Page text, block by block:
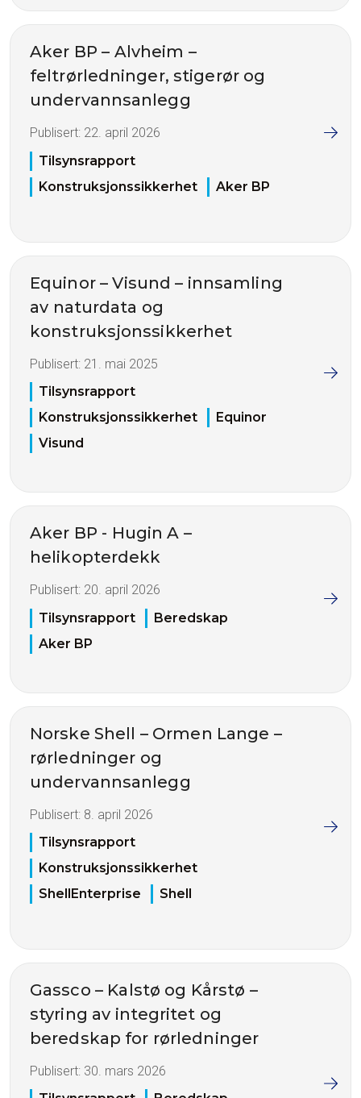
Aker BP – Alvheim –
feltrørledninger, stigerør og
undervannsanlegg
Publisert: 22. april 2026
Tilsynsrapport
Konstruksjonssikkerhet
Aker BP
Equinor – Visund – innsamling
av naturdata og
konstruksjonssikkerhet
Publisert: 21. mai 2025
Tilsynsrapport
Konstruksjonssikkerhet
Equinor
Visund
Aker BP - Hugin A –
helikopterdekk
Publisert: 20. april 2026
Tilsynsrapport
Beredskap
Aker BP
Norske Shell – Ormen Lange –
rørledninger og
undervannsanlegg
Publisert: 8. april 2026
Tilsynsrapport
Konstruksjonssikkerhet
ShellEnterprise
Shell
Gassco – Kalstø og Kårstø –
styring av integritet og
beredskap for rørledninger
Publisert: 30. mars 2026